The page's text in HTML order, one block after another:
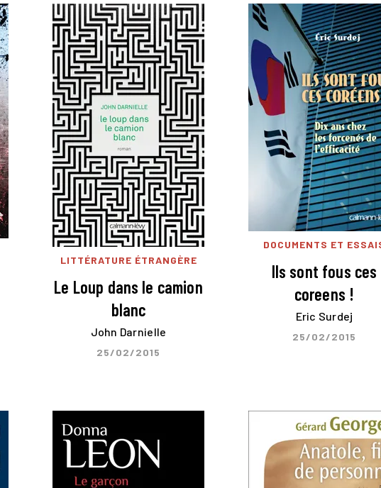
LITTÉRATURE ÉTRANGÈRE
Le Loup dans le camion
blanc
John Darnielle
25/02/2015
DOCUMENTS ET
Ils sont fous ces
coreens !
Eric Surdej
25/02/2015